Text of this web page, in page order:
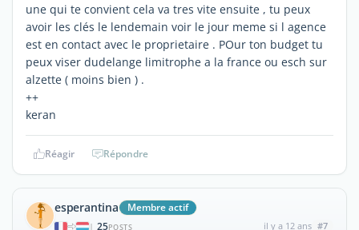
une qui te convient cela va tres vite ensuite , tu peux
avoir les clés le lendemain voir le jour meme si l agence
est en contact avec le proprietaire . POur ton budget tu
peux viser dudelange limitrophe a la france ou esch sur
alzette ( moins bien ) .
++
keran
Réagir Répondre
esperantina Membre actif
| 25POSTS il y a 12 ans #7